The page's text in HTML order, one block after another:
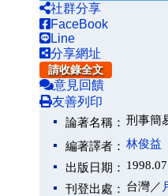
社群分享
FaceBook
Line
分享網址
請收錄全文
意見回饋
友善列印
論著名稱： 刑事簡
編著譯者： 林俊益
出版日期：
刊登出處： 台灣／